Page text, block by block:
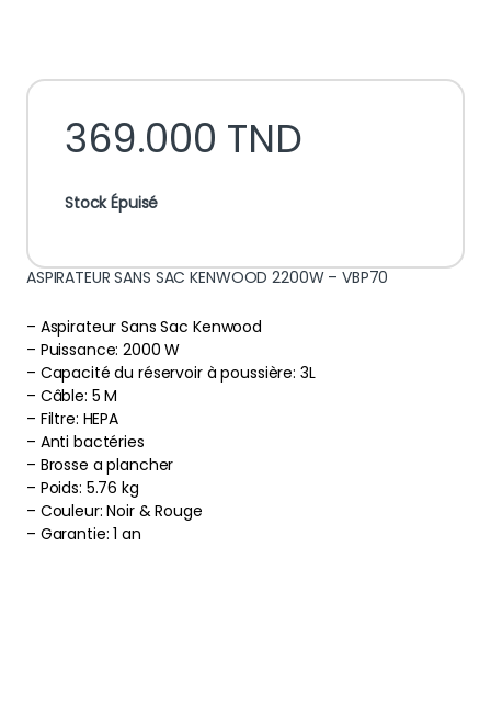
ASPIRATEUR SANS SAC KENWOOD 2200W – VBP70
369.000 TND
Stock Épuisé
– Aspirateur Sans Sac Kenwood
– Puissance: 2000 W
– Capacité du réservoir à poussière: 3L
– Câble: 5 M
– Filtre: HEPA
– Anti bactéries
– Brosse a plancher
– Poids: 5.76 kg
– Couleur: Noir & Rouge
– Garantie: 1 an